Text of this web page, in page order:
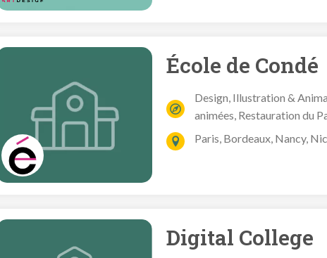
École de Condé
Design, Illustration &
animées, Restauration du
Paris, Bordeaux, Nancy,
Digital College